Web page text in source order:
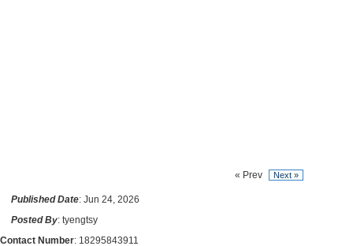
« Prev Next »
Published Date: Jun 24, 2026
Posted By: tyengtsy
Contact Number: 18295843911